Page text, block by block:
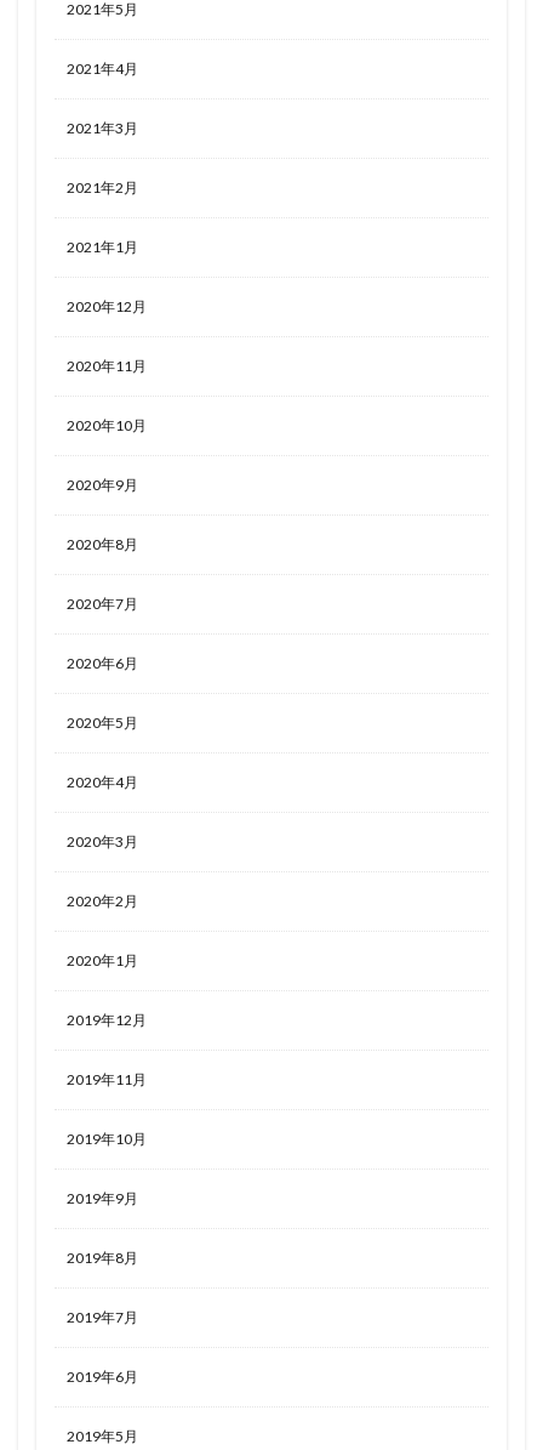
2021年5月
2021年4月
2021年3月
2021年2月
2021年1月
2020年12月
2020年11月
2020年10月
2020年9月
2020年8月
2020年7月
2020年6月
2020年5月
2020年4月
2020年3月
2020年2月
2020年1月
2019年12月
2019年11月
2019年10月
2019年9月
2019年8月
2019年7月
2019年6月
2019年5月